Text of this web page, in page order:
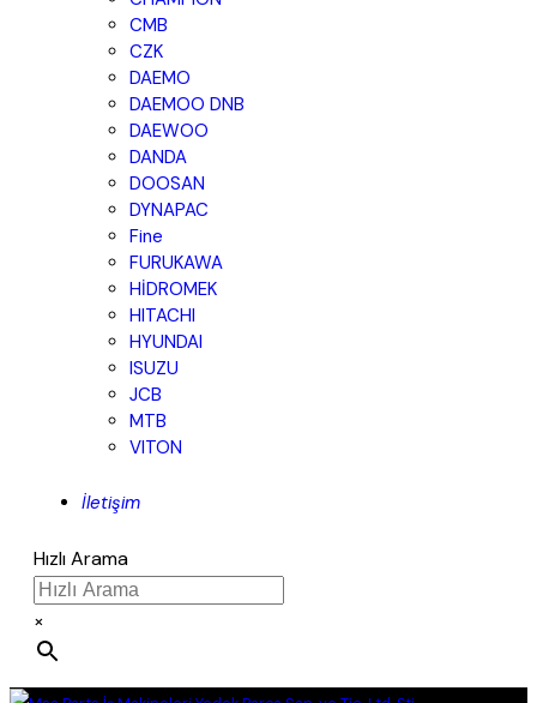
CMB
CZK
DAEMO
DAEMOO DNB
DAEWOO
DANDA
DOOSAN
DYNAPAC
Fine
FURUKAWA
HİDROMEK
HITACHI
HYUNDAI
ISUZU
JCB
MTB
VITON
İletişim
Hızlı Arama
×